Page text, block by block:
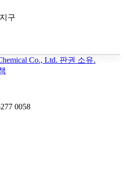
구
Co., Ltd. 판권 소유.
0058